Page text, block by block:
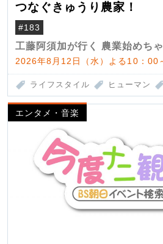
つなぐきゅうり農家！
#183
工藤阿須加が行く 農業始めち
2026年8月12日（水）よる10：00
ライフスタイル ヒューマン
エンタメ・音楽